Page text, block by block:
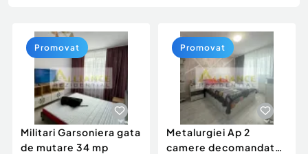
Servicii
Animale de companie
Afaceri și echipamente profesionale
Inchiriere Bunuri si Vehicule
Utilaje agricole si industriale
Piese auto si accesorii
Dacia Duster
Militari Garsoniera gata
de mutare 34 mp
Promovat
Metalurgiei Ap 2
camere decomandat
Promovat